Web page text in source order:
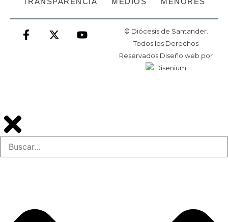
© Diócesis de Santander.
Todos los Derechos
Reservados Diseño web por
Disenium